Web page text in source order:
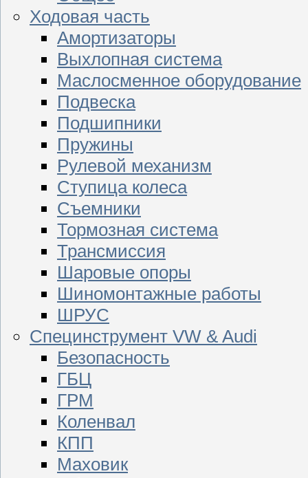
Ходовая часть
Амортизаторы
Выхлопная система
Маслосменное оборудование
Подвеска
Подшипники
Пружины
Рулевой механизм
Ступица колеса
Съемники
Тормозная система
Трансмиссия
Шаровые опоры
Шиномонтажные работы
ШРУС
Специнструмент VW & Audi
Безопасность
ГБЦ
ГРМ
Коленвал
КПП
Маховик